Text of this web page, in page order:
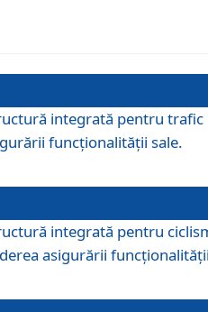
integrată pentru
funcționalității sale.
integrată pentru
asigurării